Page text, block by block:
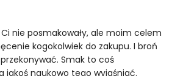
nie posmakowały, ale moim celem
kogokolwiek do zakupu. I broń
Smak to coś
jakoś naukowo tego wyjaśniać.